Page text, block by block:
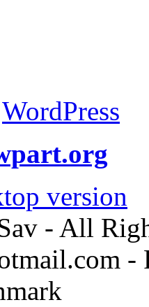
WordPress
version
- All